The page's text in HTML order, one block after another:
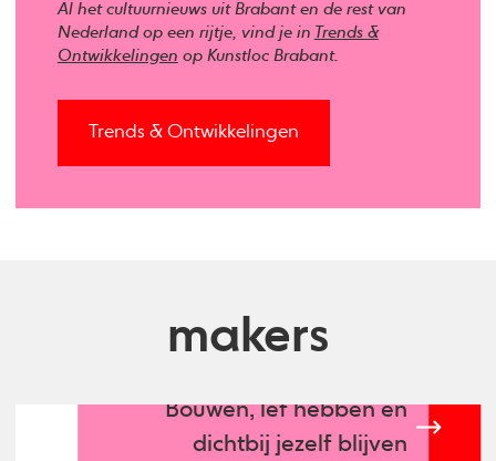
Al het cultuurnieuws uit Brabant en de rest van
Nederland op een rijtje, vind je in Trends &
Ontwikkelingen op Kunstloc Brabant.
Trends & Ontwikkelingen
makers
Bouwen, lef hebben en
dichtbij jezelf blijven